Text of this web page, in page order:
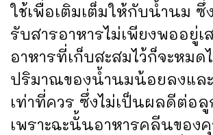
ใช้เพื่อเติมเต็มให้กับน้ำนม ซึ่
รับสารอาหารไม่เพียงพออยู่เ
อาหารที่เก็บสะสมไว้ก็จะหมด
ปริมาณของน้ำนมน้อยลงแล
เท่าที่ควร ซึ่งไม่เป็นผลดีต่อ
เพราะฉะนั้นอาหารคลีนขอ